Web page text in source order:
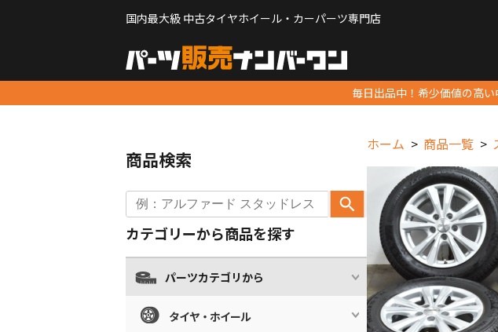
国内最大級 中古タイヤホイール・カーパーツ専門店
毎日出品中！希少価値の高
ホーム 商品一覧
商品検索
カテゴリーから商品を探す
パーツカテゴリから
タイヤ・ホイール